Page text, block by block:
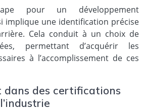
pour un développement
implique une identification précise
Cela conduit à un choix de
permettant d’acquérir les
à l’accomplissement de ces
dans des certifications